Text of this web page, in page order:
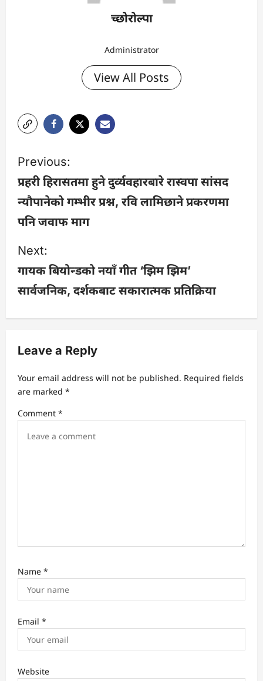
च्छोरोल्पा
Administrator
View All Posts
P
o
s
n
a
v
i
a
t
Previous:
प्रहरी हिरासतमा हुने दुर्व्यवहारबारे रास्वपा सांसद
न्यौपानेको गम्भीर प्रश्न, रवि लामिछाने प्रकरणमा
पनि जवाफ माग
Next:
गायक बियोन्डको नयाँ गीत ‘झिम झिम’
सार्वजनिक, दर्शकबाट सकारात्मक प्रतिक्रिया
Leave a Reply
Your email address will not be published. Required fields
are marked *
Comment *
Name *
Email *
Website